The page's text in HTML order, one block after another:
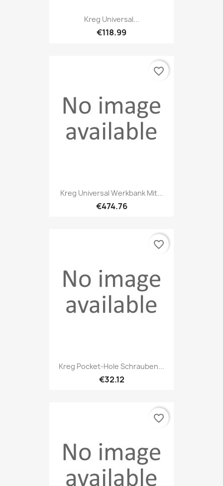
Kreg Universal...
€118.99
Kreg Universal Werkbank Mit...
€474.76
favorite_border
Kreg Pocket-Hole Schrauben...
€32.12
favorite_border
favorite_border